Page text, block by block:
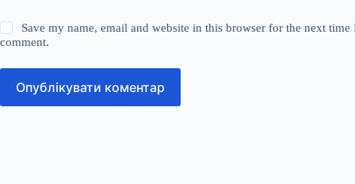
Save my name, email and website in this browser for the next time
comment.
Опублікувати коментар